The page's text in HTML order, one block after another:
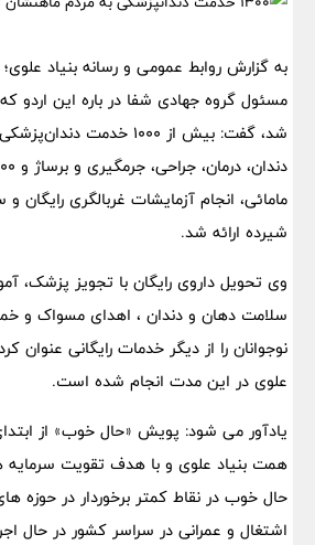
به گزارش روابط عمومی و رسانه بنیاد
شد، گفت: بیش از ۱۰۰۰
مامائی، انجام آزمایشات غربالگری رایگان و
شیرده ارائه شد.
وی تحویل داروی رایگان با تجویز پزشک،
سلامت دهان و دندان ، اهدای مسواک و
نوجوانان را از دیگر خدمات رایگانی عنوان
علوی در این مدت انجام شده است.
یادآور می شود: پویش «حال خوب» از
همت بنیاد علوی و با هدف تقویت سرمایه
حال خوب در نقاط کمتر برخوردار در حوزه
اشتغال و عمرانی در سراسر کشور در حال